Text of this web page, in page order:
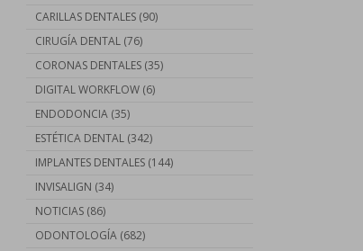
CARILLAS DENTALES(90)
CIRUGÍA DENTAL(76)
CORONAS DENTALES(35)
DIGITAL WORKFLOW(6)
ENDODONCIA(35)
ESTÉTICA DENTAL(342)
IMPLANTES DENTALES(144)
INVISALIGN (34)
NOTICIAS(86)
ODONTOLOGÍA(682)